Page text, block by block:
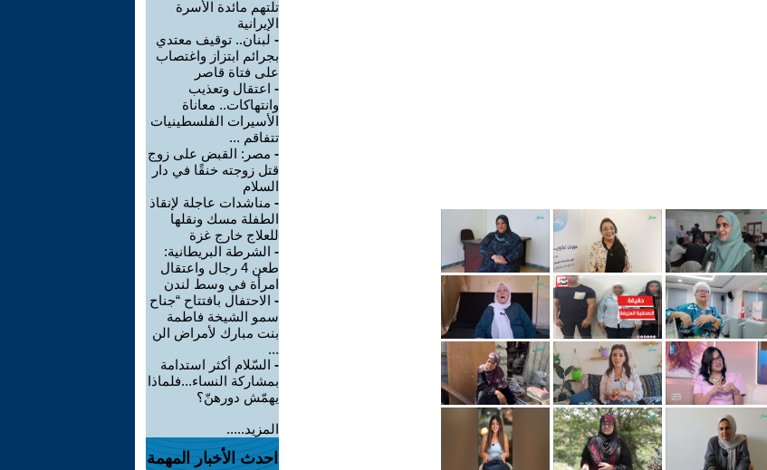
تلتهم مائدة الأسرة
الإيرانية
- لبنان.. توقيف معتدي
بجرائم ابتزاز واغتصاب
على فتاة قاصر
- اعتقال وتعذيب
وانتهاكات.. معاناة
الأسيرات الفلسطينيات
تتفاقم ...
- مصر: القبض على زوج
قتل زوجته خنقًا في دار
السلام
- مناشدات عاجلة لإنقاذ
الطفلة مسك ونقلها
للعلاج خارج غزة
- الشرطة البريطانية:
طعن 4 رجال واعتقال
امرأة في وسط لندن
- الاحتفال بافتتاح “جناح
سمو الشيخة فاطمة
بنت مبارك لأمراض الن
...
- السّلام أكثر استدامة
بمشاركة النساء...فلماذا
يهمّش دورهنّ؟
المزيد.....
احدث الأخبار المهمة